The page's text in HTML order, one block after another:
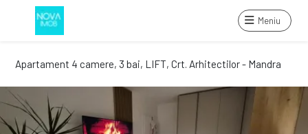
Meniu
Apartament 4 camere, 3 bai, LIFT, Crt. Arhitectilor - Mandra